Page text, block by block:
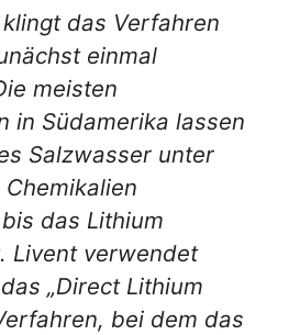
klingt das Verfahren
einmal
meisten
in Südamerika lassen
Salzwasser unter
das Lithium
Livent verwendet
„Direct Lithium
bei dem das